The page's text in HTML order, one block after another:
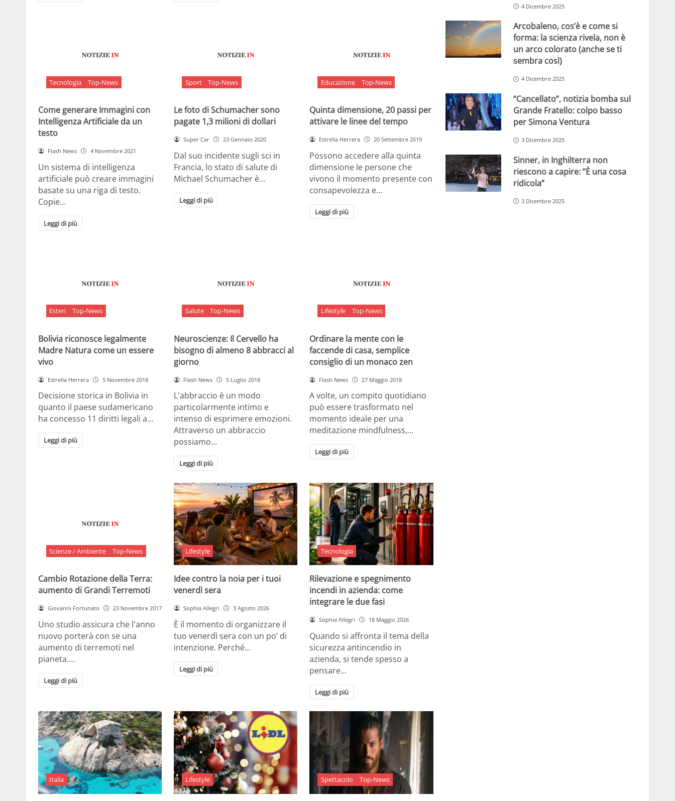
Tecnologia Top-News
Come generare Immagini con
Intelligenza Artificiale da un
testo
Flash News 4 Novembre 2021
Un sistema di intelligenza
artificiale può creare immagini
basate su una riga di testo.
Copie…
Leggi di più
Sport Top-News
Le foto di Schumacher sono
pagate 1,3 milioni di dollari
Super Car 23 Gennaio 2020
Dal suo incidente sugli sci in
Francia, lo stato di salute di
Michael Schumacher è…
Leggi di più
Educazione Top-News
Quinta dimensione, 20 passi per
attivare le linee del tempo
Estrella Herrera 20 Settembre 2019
Possono accedere alla quinta
dimensione le persone che
vivono il momento presente con
consapevolezza e…
Leggi di più
Esteri Top-News
Bolivia riconosce legalmente
Madre Natura come un essere
vivo
Estrella Herrera 5 Novembre 2018
Decisione storica in Bolivia in
quanto il paese sudamericano
ha concesso 11 diritti legali a…
Leggi di più
Salute Top-News
Neuroscienze: Il Cervello ha
bisogno di almeno 8 abbracci al
giorno
Flash News 5 Luglio 2018
L'abbraccio è un modo
particolarmente intimo e
intenso di esprimere emozioni.
Attraverso un abbraccio
possiamo…
Leggi di più
Lifestyle Top-News
Ordinare la mente con le
faccende di casa, semplice
consiglio di un monaco zen
Flash News 27 Maggio 2018
A volte, un compito quotidiano
può essere trasformato nel
momento ideale per una
meditazione mindfulness,…
Leggi di più
Scienze / Ambiente Top-News
Cambio Rotazione della Terra:
aumento di Grandi Terremoti
Giovanni Fortunato 23 Novembre 2017
Uno studio assicura che l'anno
nuovo porterà con se una
aumento di terremoti nel
pianeta.…
Leggi di più
Lifestyle
Idee contro la noia per i tuoi
venerdì sera
Sophia Allegri 3 Agosto 2026
È il momento di organizzare il
tuo venerdì sera con un po’ di
intenzione. Perché…
Leggi di più
Tecnologia
Rilevazione e spegnimento
incendi in azienda: come
integrare le due fasi
Sophia Allegri 18 Maggio 2026
Quando si affronta il tema della
sicurezza antincendio in
azienda, si tende spesso a
pensare…
Leggi di più
Italia Lifestyle Spettacolo Top-News
4 Dicembre 2025
Arcobaleno, cos’è e come si
forma: la scienza rivela, non è
un arco colorato (anche se ti
sembra così)
4 Dicembre 2025
“Cancellato”, notizia bomba sul
Grande Fratello: colpo basso
per Simona Ventura
3 Dicembre 2025
Sinner, in Inghilterra non
riescono a capire: ”È una cosa
ridicola”
3 Dicembre 2025